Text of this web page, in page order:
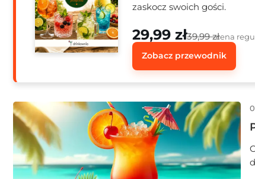
zaskocz swoich gości.
29,99 zł39,99 złcena
Zobacz przewodnik